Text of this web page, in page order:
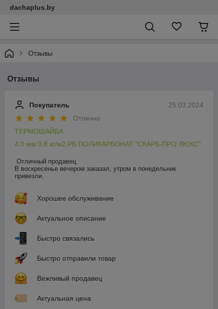
dachaplus.by
Отзывы
Отзывы
25.03.2024
Покупатель
Отлично
ТЕРМОШАЙБА
4,0 мм 0,8 кг/м2 РБ ПОЛИКАРБОНАТ "СКАРБ-ПРО ЛЮКС"
Отличный продавец.
В воскресенье вечером заказал, утром в понедельник
привезли.
Хорошее обслуживание
Актуальное описание
Быстро связались
Быстро отправили товар
Вежливый продавец
Актуальная цена